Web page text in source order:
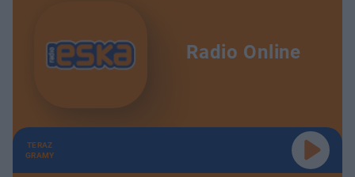
Radio Online
TERAZ
GRAMY